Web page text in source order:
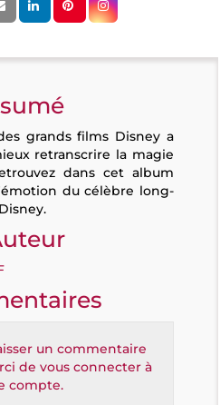
grands films Disney a
retranscrire la magie
dans cet album
du célèbre long-
un commentaire
de vous connecter à
compte.